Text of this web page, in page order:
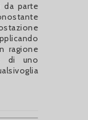
da parte
ragione
di uno